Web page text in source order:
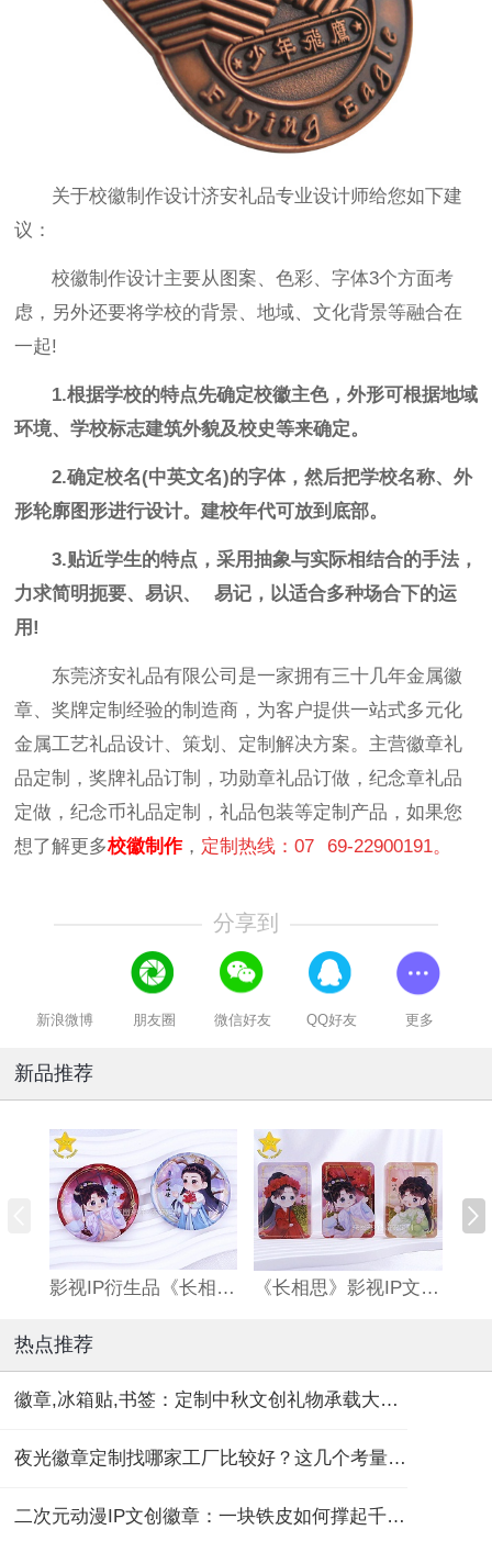
关于校徽制作设计济安礼品专业设计师给您如下建
议：
校徽制作设计主要从图案、色彩、字体3个方面考
虑，另外还要将学校的背景、地域、文化背景等融合在
一起!
1.根据学校的特点先确定校徽主色，外形可根据地域
环境、学校标志建筑外貌及校史等来确定。
2.确定校名(中英文名)的字体，然后把学校名称、外
形轮廓图形进行设计。建校年代可放到底部。
3.贴近学生的特点，采用抽象与实际相结合的手法，
力求简明扼要、易识、 易记，以适合多种场合下的运
用!
东莞济安礼品有限公司是一家拥有三十几年金属徽
章、奖牌定制经验的制造商，为客户提供一站式多元化
金属工艺礼品设计、策划、定制解决方案。主营徽章礼
品定制，奖牌礼品订制，功勋章礼品订做，纪念章礼品
定做，纪念币礼品定制，礼品包装等定制产品，如果您
想了解更多校徽制作， 定制热线：07 69-22900191。
分享到
新浪微博 朋友圈 微信好友 QQ好友 更多
新品推荐
影视IP衍生品《长相思》双闪吧唧 《长相思》影视IP文创亚克力流沙麻将
热点推荐
徽章,冰箱贴,书签：定制中秋文创礼物承载大团圆！
夜光徽章定制找哪家工厂比较好？这几个考量维度要记住！
二次元动漫IP文创徽章：一块铁皮如何撑起千亿“谷子经济”？